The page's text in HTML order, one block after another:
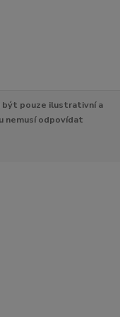
být pouze ilustrativní a
nemusí odpovídat